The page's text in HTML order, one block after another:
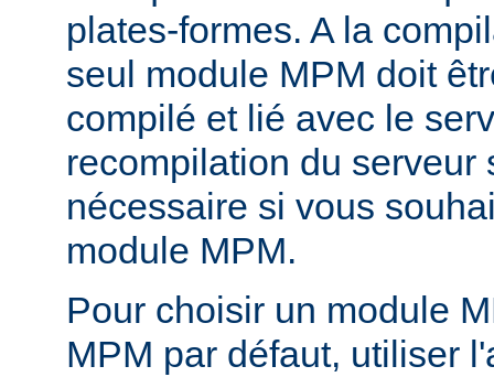
plates-formes. A la
seul module MPM doit
compilé et lié avec le
recompilation du serveur
nécessaire si vous
module MPM.
Pour choisir un module
MPM par défaut, utiliser